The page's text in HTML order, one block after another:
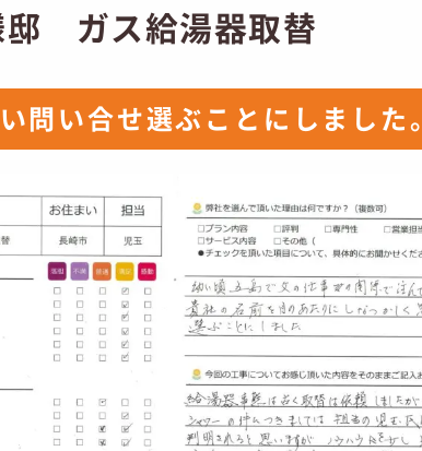
ガス給湯器取替
問い合せ選ぶことにしました。